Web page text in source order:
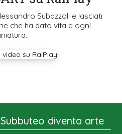
Subazzoli e lasciati
che ha dato vita a ogni
diventa arte